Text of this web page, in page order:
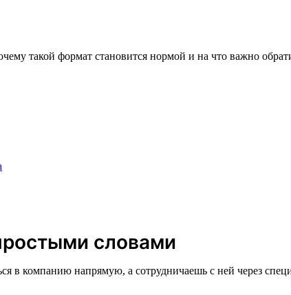
такой формат становится нормой и на что важно
словами
в компанию напрямую, а сотрудничаешь с ней через